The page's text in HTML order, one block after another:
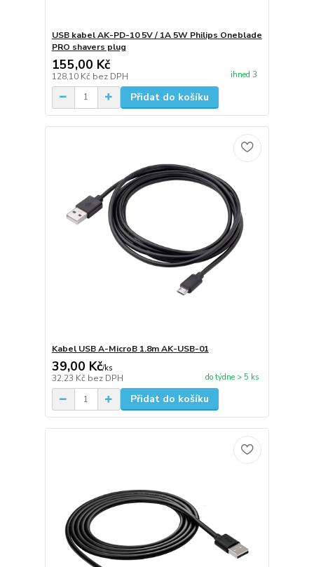
USB kabel AK-PD-10 5V / 1A 5W Philips Oneblade
PRO shavers plug
155,00 Kč
128,10 Kč bez DPH ihned 3
Přidat do košíku
Kabel USB A-MicroB 1.8m AK-USB-01
39,00 Kč/ks
32,23 Kč bez DPH do týdne > 5 ks
Přidat do košíku